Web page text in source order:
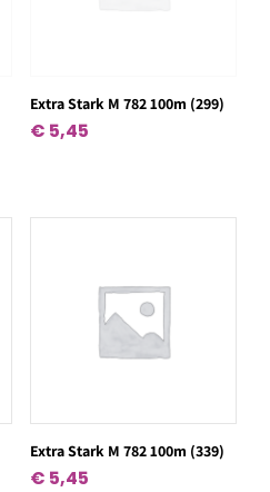
Extra Stark M 782 100m (299)
€ 5,45
Extra Stark M 782 100m (339)
€ 5,45